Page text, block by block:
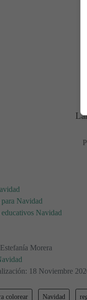
Navidad
Navidad
Estefanía Morera
18 Noviembre
colorear Navidad